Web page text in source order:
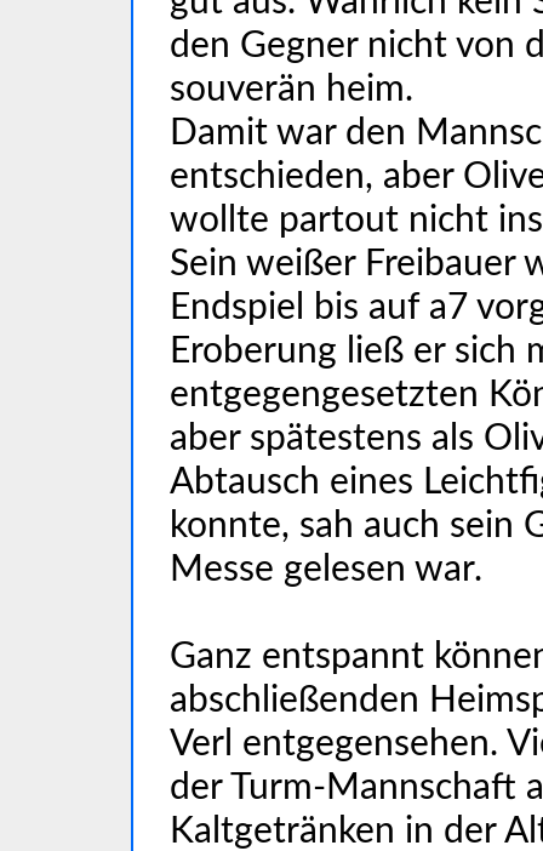
den Gegner nicht von
souverän heim.
Damit war den
entschieden, aber
wollte partout nicht
Sein weißer Freibauer
Endspiel bis auf a7
Eroberung ließ er sich
entgegengesetzten
aber spätestens als
Abtausch eines
konnte, sah auch sein
Messe gelesen war.
Ganz entspannt
abschließenden
Verl entgegensehen.
der Turm-Mannschaft
Kaltgetränken in der